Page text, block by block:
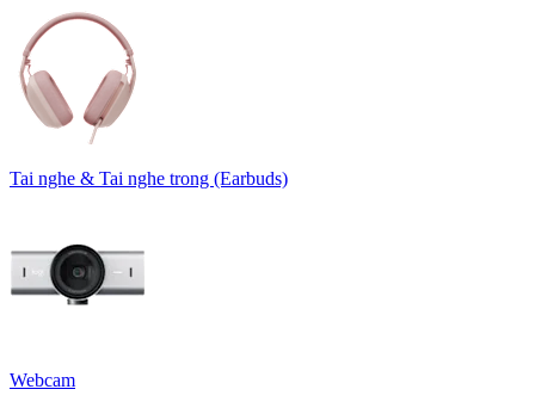
Tai nghe & Tai nghe trong (Earbuds)
Webcam